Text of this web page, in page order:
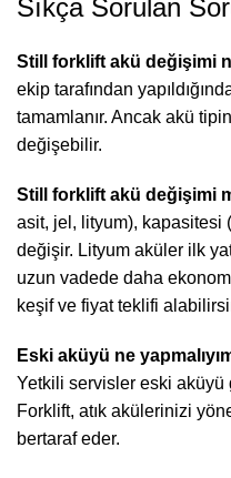
Sıkça Sorulan
Still forklift akü değişimi
ekip tarafından
tamamlanır. Ancak akü
değişebilir.
Still forklift akü değişimi
asit, jel, lityum), kapasitesi
değişir. Lityum aküler ilk
uzun vadede daha
keşif ve fiyat teklifi
Eski aküyü ne
Yetkili servisler eski aküyü
Forklift, atık akülerinizi
bertaraf eder.